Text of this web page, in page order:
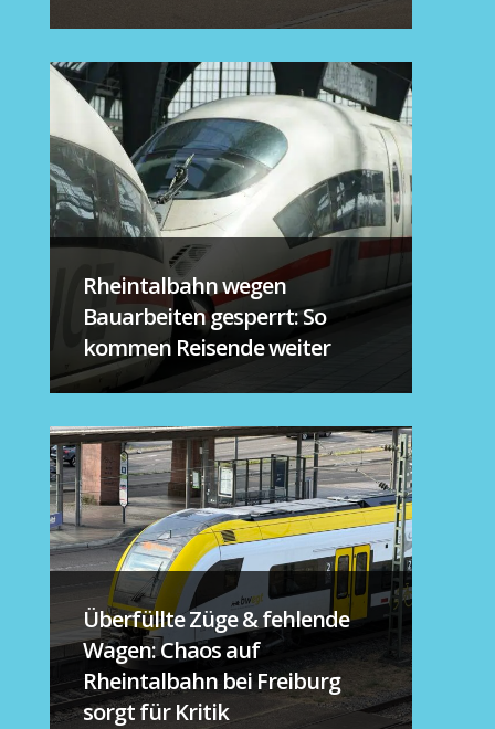
Rheintalbahn wegen
Bauarbeiten gesperrt: So
kommen Reisende weiter
Überfüllte Züge & fehlende
Wagen: Chaos auf
Rheintalbahn bei Freiburg
sorgt für Kritik